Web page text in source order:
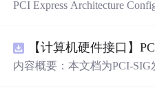
PCI Express Architecture
内容概要：本文档为PCI-SIG